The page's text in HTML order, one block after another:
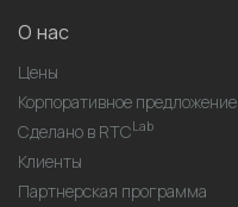
О нас
Цены
Корпоративное предложение
Сделано в RTCLab
Клиенты
Партнерская программа